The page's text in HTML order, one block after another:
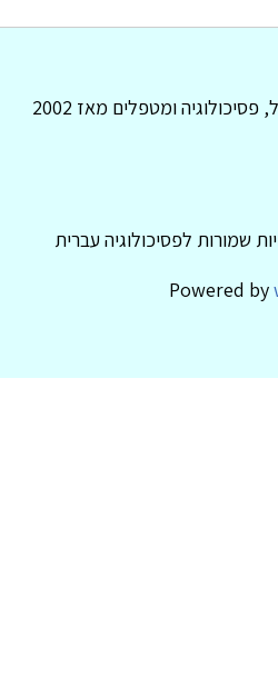
ומטפלים מאז 2002
Powered by